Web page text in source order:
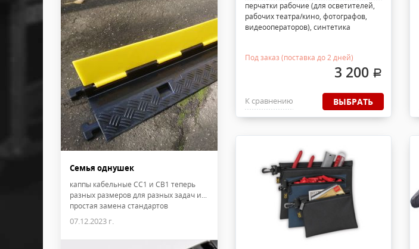
Семья однушек
каппы кабельные CC1 и CB1 теперь
разных размеров для разных задач и...
простая замена стандартов
07.12.2023 г.
перчатки рабочие (для осветителей,
рабочих театра/кино, фотографов,
видеооператоров), синтетика
Под заказ (поставка до 2 дней)
3 200 .
К сравнению ВЫБРАТЬ